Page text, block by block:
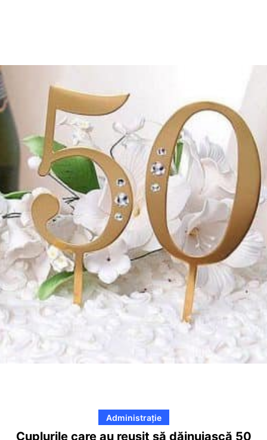
Administrație
Cuplurile care au reușit să dăinuiască 50